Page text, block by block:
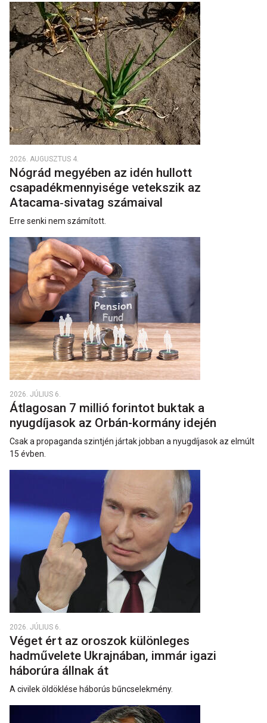
2026. AUGUSZTUS 4.
Nógrád megyében az idén hullott
csapadékmennyisége vetekszik az
Atacama‑sivatag számaival
Erre senki nem számított.
2026. JÚLIUS 6.
Átlagosan 7 millió forintot buktak a
nyugdíjasok az Orbán-kormány idején
Csak a propaganda szintjén jártak jobban a nyugdíjasok az elmúlt
15 évben.
2026. JÚLIUS 6.
Véget ért az oroszok különleges
hadművelete Ukrajnában, immár igazi
háborúra állnak át
A civilek öldöklése háborús bűncselekmény.